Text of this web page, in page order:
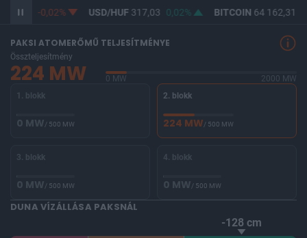
365,33 -0,02% USD/HUF317,03 0,02% BITCOIN 64 162,31
PAKSI ATOMERŐMŰ TELJESÍTMÉNYE
Összteljesítmény
224 MW 0 MW
2000 MW
1. blokk
0 MW/ 500 MW
2. blokk
224 MW/ 500 MW
3. blokk
0 MW/ 500 MW
4. blokk
0 MW/ 500 MW
DUNA VÍZÁLLÁSA PAKSNÁL
-128 cm